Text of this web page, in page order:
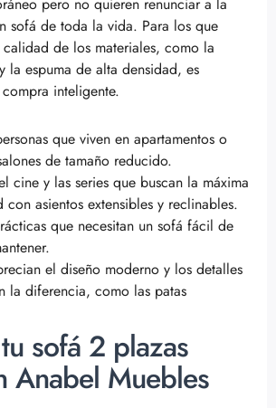
sofá de toda la vida. Para los que
de los materiales, como la
la espuma de alta densidad, es
inteligente.
que viven en apartamentos o
de tamaño reducido.
cine y las series que buscan la máxima
asientos extensibles y reclinables.
que necesitan un sofá fácil de
el diseño moderno y los detalles
la diferencia, como las patas
sofá 2 plazas
Anabel Muebles